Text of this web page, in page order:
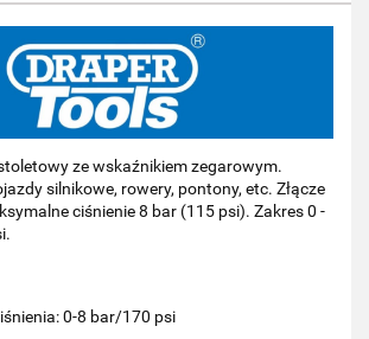
ze wskaźnikiem zegarowym.
silnikowe, rowery, pontony, etc. Złącze
ciśnienie 8 bar (115 psi). Zakres 0 -
0-8 bar/170 psi